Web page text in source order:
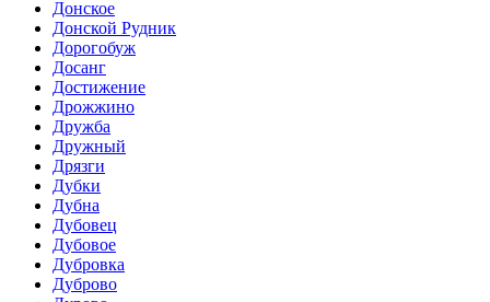
Донское
Донской Рудник
Дорогобуж
Досанг
Достижение
Дрожжино
Дружба
Дружный
Дрязги
Дубки
Дубна
Дубовец
Дубовое
Дубровка
Дуброво